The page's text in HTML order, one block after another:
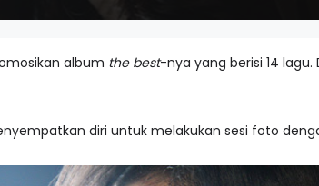
album the best-nya yang berisi 14
diri untuk melakukan sesi foto